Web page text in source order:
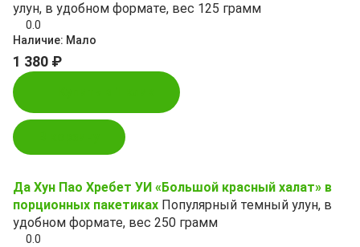
улун, в удобном формате, вес 125 грамм
0.0
Наличие: Мало
1 380 ₽
Да Хун Пао Хребет УИ «Большой красный халат» в
порционных пакетиках Популярный темный улун, в
удобном формате, вес 250 грамм
0.0